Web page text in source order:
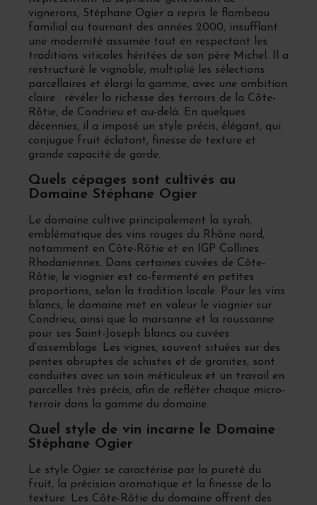
vignerons, Stéphane Ogier a repris le flambeau
familial au tournant des années 2000, insufflant
une modernité assumée tout en respectant les
traditions viticoles héritées de son père Michel. Il a
restructuré le vignoble, multiplié les sélections
parcellaires et élargi la gamme, avec une ambition
claire : révéler la richesse des terroirs de la Côte-
Rôtie, de Condrieu et au-delà. En quelques
décennies, il a imposé un style précis, élégant, qui
conjugue fruit éclatant, finesse de texture et
grande capacité de garde.
Quels cépages sont cultivés au
Domaine Stéphane Ogier
Le domaine cultive principalement la syrah,
emblématique des vins rouges du Rhône nord,
notamment en Côte-Rôtie et en IGP Collines
Rhodaniennes. Dans certaines cuvées de Côte-
Rôtie, le viognier est co-fermenté en petites
proportions, selon la tradition locale. Pour les vins
blancs, le domaine met en valeur le viognier sur
Condrieu, ainsi que la marsanne et la roussanne
pour ses Saint-Joseph blancs ou cuvées
d’assemblage. Les vignes, souvent situées sur des
pentes abruptes de schistes et de granites, sont
conduites avec un soin méticuleux et un travail en
parcelles très précis, afin de refléter chaque micro-
terroir dans la gamme du domaine.
Quel style de vin incarne le Domaine
Stéphane Ogier
Le style Ogier se caractérise par la pureté du
fruit, la précision aromatique et la finesse de la
texture. Les Côte-Rôtie du domaine offrent des